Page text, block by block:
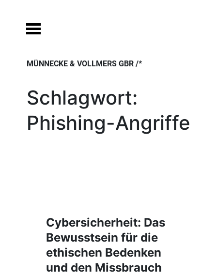
content
MÜNNECKE & VOLLMERS GBR /*
Schlagwort:
Phishing-Angriffe
Cybersicherheit: Das
Bewusstsein für die
ethischen Bedenken
und den Missbrauch